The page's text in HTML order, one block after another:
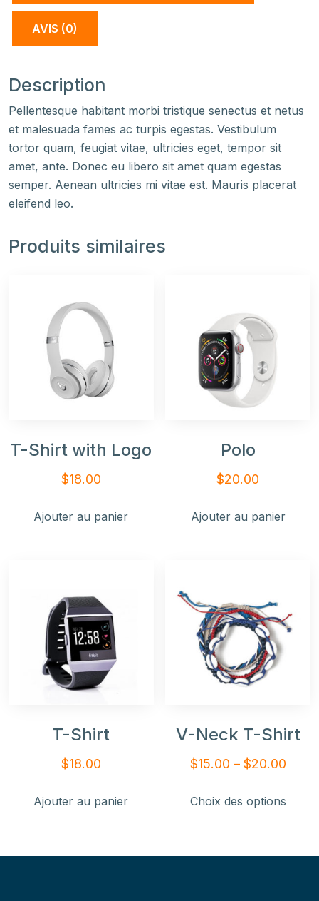
AVIS (0)
Description
Pellentesque habitant morbi tristique senectus et netus
et malesuada fames ac turpis egestas. Vestibulum
tortor quam, feugiat vitae, ultricies eget, tempor sit
amet, ante. Donec eu libero sit amet quam egestas
semper. Aenean ultricies mi vitae est. Mauris placerat
eleifend leo.
Produits similaires
T-Shirt with Logo
$18.00
Ajouter au panier
Polo
$20.00
Ajouter au panier
T-Shirt
$18.00
Ajouter au panier
V-Neck T-Shirt
$15.00 – $20.00
Choix des options